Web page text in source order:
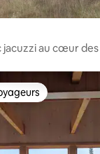
jacuzzi au cœur
les plus